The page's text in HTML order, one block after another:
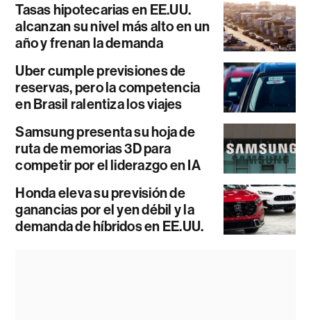
Tasas hipotecarias en EE.UU.
alcanzan su nivel más alto en un
año y frenan la demanda
Uber cumple previsiones de
reservas, pero la competencia
en Brasil ralentiza los viajes
Samsung presenta su hoja de
ruta de memorias 3D para
competir por el liderazgo en IA
Honda eleva su previsión de
ganancias por el yen débil y la
demanda de híbridos en EE.UU.